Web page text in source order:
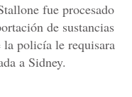
fue procesado
de sustancias
la policía le requisara
a Sidney.